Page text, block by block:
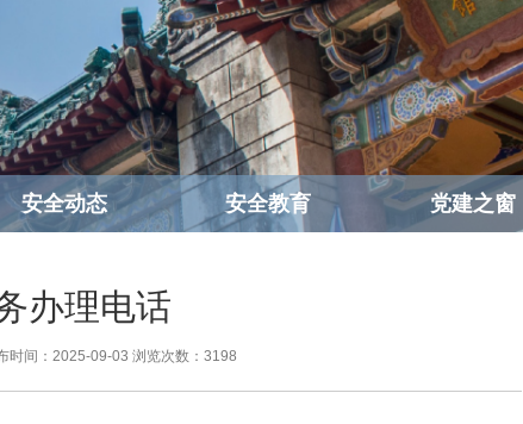
安全动态 安全教育 党建之窗
办理电话
时间：2025-09-03 浏览次数： 3198